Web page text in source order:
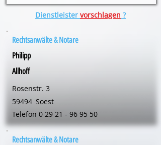
Dienstleister vorschlagen ?
Rechtsanwälte & Notare
Philipp
Allhoff
Rosenstr. 3
59494 Soest
Telefon 0 29 21 - 96 95 50
Rechtsanwälte & Notare